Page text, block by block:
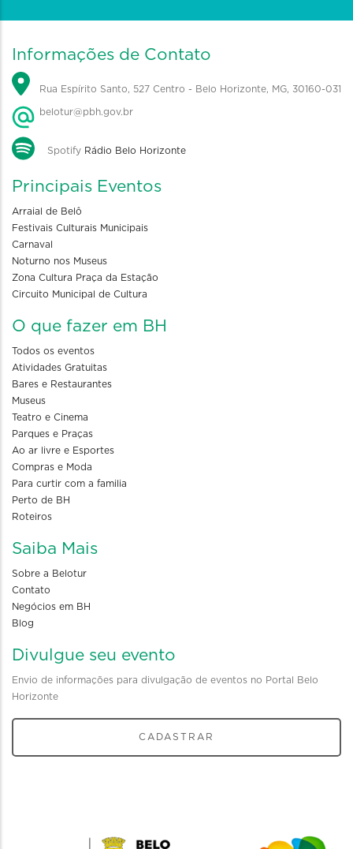
Informações de Contato
Rua Espírito Santo, 527 Centro - Belo Horizonte, MG, 30160-031
belotur@pbh.gov.br
Spotify Rádio Belo Horizonte
Principais Eventos
Arraial de Belô
Festivais Culturais Municipais
Carnaval
Noturno nos Museus
Zona Cultura Praça da Estação
Circuito Municipal de Cultura
O que fazer em BH
Todos os eventos
Atividades Gratuitas
Bares e Restaurantes
Museus
Teatro e Cinema
Parques e Praças
Ao ar livre e Esportes
Compras e Moda
Para curtir com a familia
Perto de BH
Roteiros
Saiba Mais
Sobre a Belotur
Contato
Negócios em BH
Blog
Divulgue seu evento
Envio de informações para divulgação de eventos no Portal Belo
Horizonte
CADASTRAR